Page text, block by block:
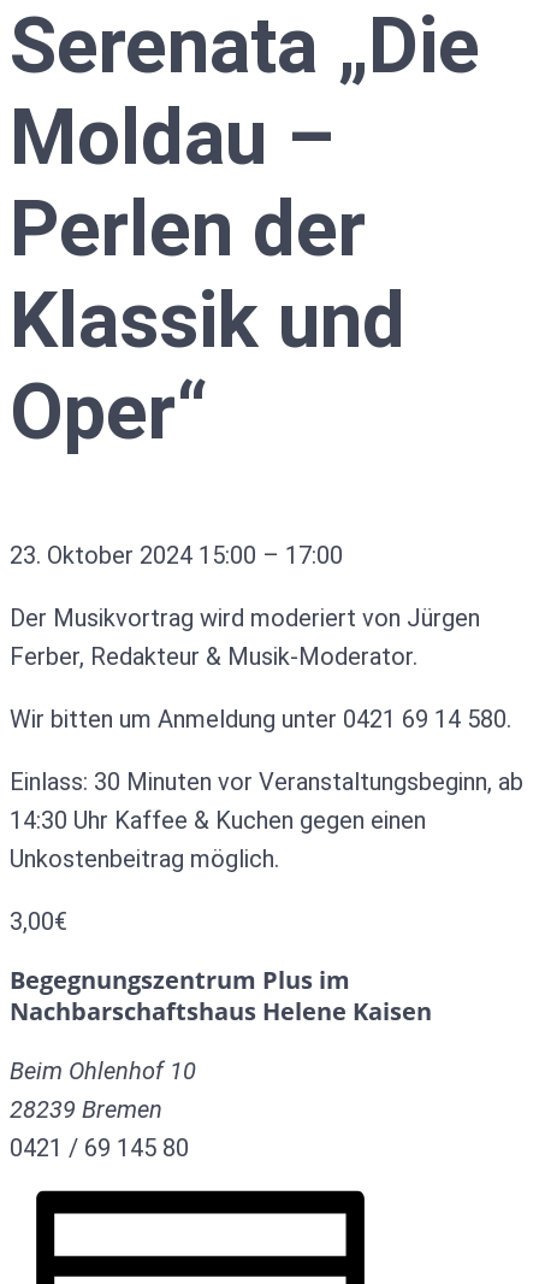
Serenata „Die
Moldau –
Perlen der
Klassik und
Oper“
23. Oktober 2024 15:00 – 17:00
Der Musikvortrag wird moderiert von Jürgen
Ferber, Redakteur & Musik-Moderator.
Wir bitten um Anmeldung unter 0421 69 14 580.
Einlass: 30 Minuten vor Veranstaltungsbeginn, ab
14:30 Uhr Kaffee & Kuchen gegen einen
Unkostenbeitrag möglich.
3,00€
Begegnungszentrum Plus im
Nachbarschaftshaus Helene Kaisen
Beim Ohlenhof 10
28239 Bremen
0421 / 69 145 80